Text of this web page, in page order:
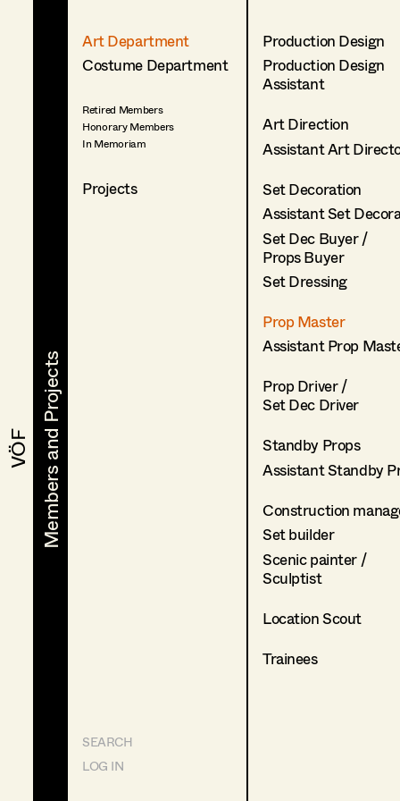
VÖF
VÖF Members and Projects
Members and Projects
Art Department
Costume Department
Retired Members
Honorary Members
In Memoriam
Projects
SEARCH
LOG IN
Production Design
Production Design
Assistant
Art Direction
Assistant Art
Set Decoration
Assistant Set
Set Dec Buyer /
Props Buyer
Set Dressing
Prop Master
Assistant Prop
Prop Driver /
Set Dec Driver
Standby Props
Assistant Standby
Construction
Set builder
Scenic painter /
Sculptist
Location Scout
Trainees